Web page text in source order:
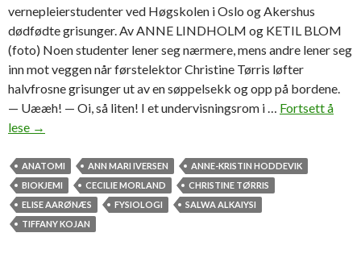
vernepleierstudenter ved Høgskolen i Oslo og Akershus
dødfødte grisunger. Av ANNE LINDHOLM og KETIL BLOM
(foto) Noen studenter lener seg nærmere, mens andre lener seg
inn mot veggen når førstelektor Christine Tørris løfter
halvfrosne grisunger ut av en søppelsekk og opp på bordene.
— Uææh! — Oi, så liten! I et undervisningsrom i … Fortsett å
lese V
l
k
u
t
→
ANATOMI ANN MARI IVERSEN
ANNE-KRISTIN HODDEVIK
BIOKJEMI
CECILIE MORLAND
CHRISTINE TØRRIS
ELISE AARØNÆS
FYSIOLOGI
SALWA ALKAIYSI
TIFFANY KOJAN